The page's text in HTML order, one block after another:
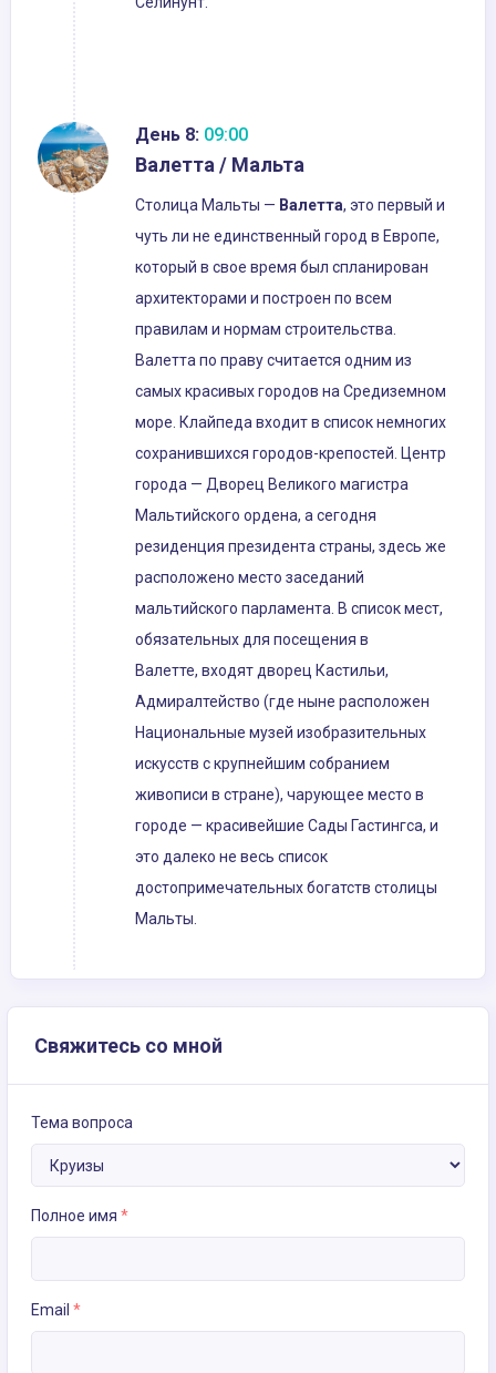
День 8: 09:00
Валетта / Мальта
Столица Мальты — Валетта, это первый и
чуть ли не единственный город в Европе,
который в свое время был спланирован
архитекторами и построен по всем
правилам и нормам строительства.
Валетта по праву считается одним из
самых красивых городов на Средиземном
море. Клайпеда входит в список немногих
сохранившихся городов-крепостей. Центр
города — Дворец Великого магистра
Мальтийского ордена, а сегодня
резиденция президента страны, здесь же
расположено место заседаний
мальтийского парламента. В список мест,
обязательных для посещения в
Валетте, входят дворец Кастильи,
Адмиралтейство (где ныне расположен
Национальные музей изобразительных
искусств с крупнейшим собранием
живописи в стране), чарующее место в
городе — красивейшие Сады Гастингса, и
это далеко не весь список
достопримечательных богатств столицы
Мальты.
Свяжитесь со мной
Тема вопроса
Полное имя *
Email *